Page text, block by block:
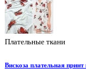
Плательные ткани
Вискоза плательная